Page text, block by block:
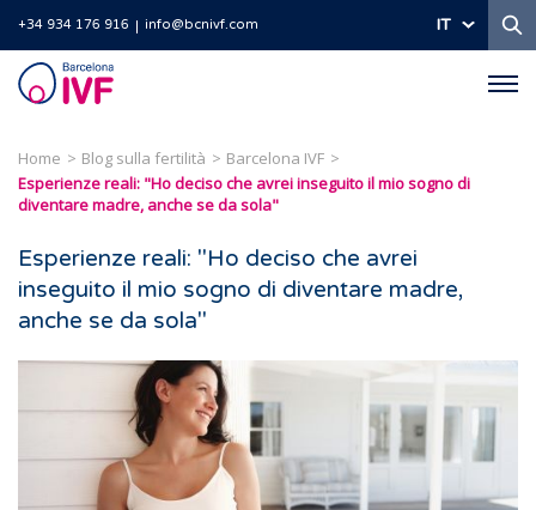
+34 934 176 916 info@bcnivf.com IT
Barcelona
IVF
Home Blog sulla fertilità
Barcelona IVF
Esperienze reali: "Ho deciso che avrei inseguito il mio sogno di
diventare madre, anche se da sola"
Esperienze reali: "Ho deciso che avrei
inseguito il mio sogno di diventare madre,
anche se da sola"